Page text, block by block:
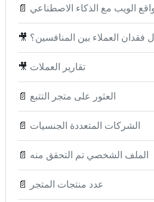
📄 الويب مع الذكاء الاصطناعي
🎥 العملاء بين المنافسين؟
🎥 تقارير العملات
📄 العثور على متجر التتبع
📄 الشركات المتعددة الجنسيات
📄 الملف الشخصي تم التحقق منه
📄 عدد منتجات المتجر